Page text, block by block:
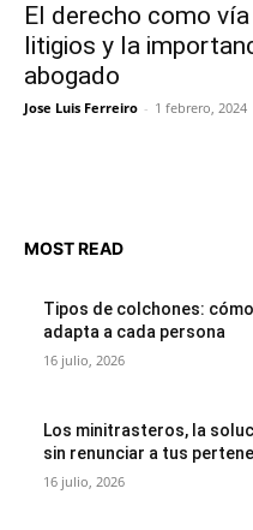
El derecho como
litigios y la
abogado
Jose Luis Ferreiro - 1 febrero, 2024
MOST READ
Tipos de colchones:
adapta a cada persona
16 julio, 2026
Los minitrasteros, la
sin renunciar a tus
16 julio, 2026